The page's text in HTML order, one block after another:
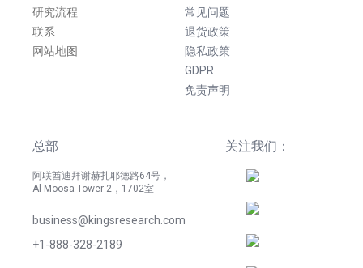
研究流程
联系
网站地图
常见问题
退货政策
隐私政策
GDPR
免责声明
总部
阿联酋迪拜谢赫扎耶德路64号，
Al Moosa Tower 2，1702室
business@kingsresearch.com
+1-888-328-2189
关注我们：